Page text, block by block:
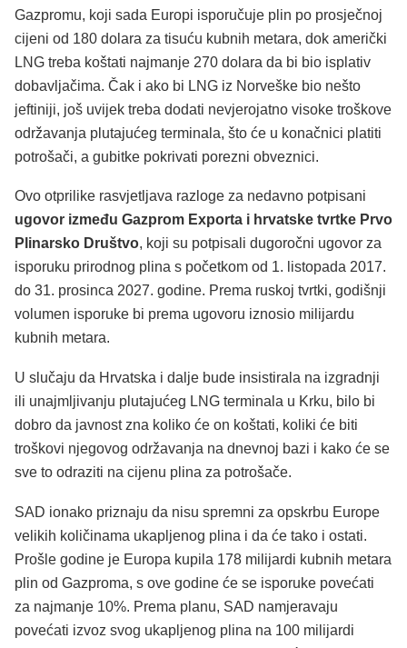
Gazpromu, koji sada Europi isporučuje plin po prosječnoj
cijeni od 180 dolara za tisuću kubnih metara, dok američki
LNG treba koštati najmanje 270 dolara da bi bio isplativ
dobavljačima. Čak i ako bi LNG iz Norveške bio nešto
jeftiniji, još uvijek treba dodati nevjerojatno visoke troškove
održavanja plutajućeg terminala, što će u konačnici platiti
potrošači, a gubitke pokrivati porezni obveznici.
Ovo otprilike rasvjetljava razloge za nedavno potpisani
ugovor između Gazprom Exporta i hrvatske tvrtke Prvo
Plinarsko Društvo, koji su potpisali dugoročni ugovor za
isporuku prirodnog plina s početkom od 1. listopada 2017.
do 31. prosinca 2027. godine. Prema ruskoj tvrtki, godišnji
volumen isporuke bi prema ugovoru iznosio milijardu
kubnih metara.
U slučaju da Hrvatska i dalje bude insistirala na izgradnji
ili unajmljivanju plutajućeg LNG terminala u Krku, bilo bi
dobro da javnost zna koliko će on koštati, koliki će biti
troškovi njegovog održavanja na dnevnoj bazi i kako će se
sve to odraziti na cijenu plina za potrošače.
SAD ionako priznaju da nisu spremni za opskrbu Europe
velikih količinama ukapljenog plina i da će tako i ostati.
Prošle godine je Europa kupila 178 milijardi kubnih metara
plin od Gazproma, s ove godine će se isporuke povećati
za najmanje 10%. Prema planu, SAD namjeravaju
povećati izvoz svog ukapljenog plina na 100 milijardi